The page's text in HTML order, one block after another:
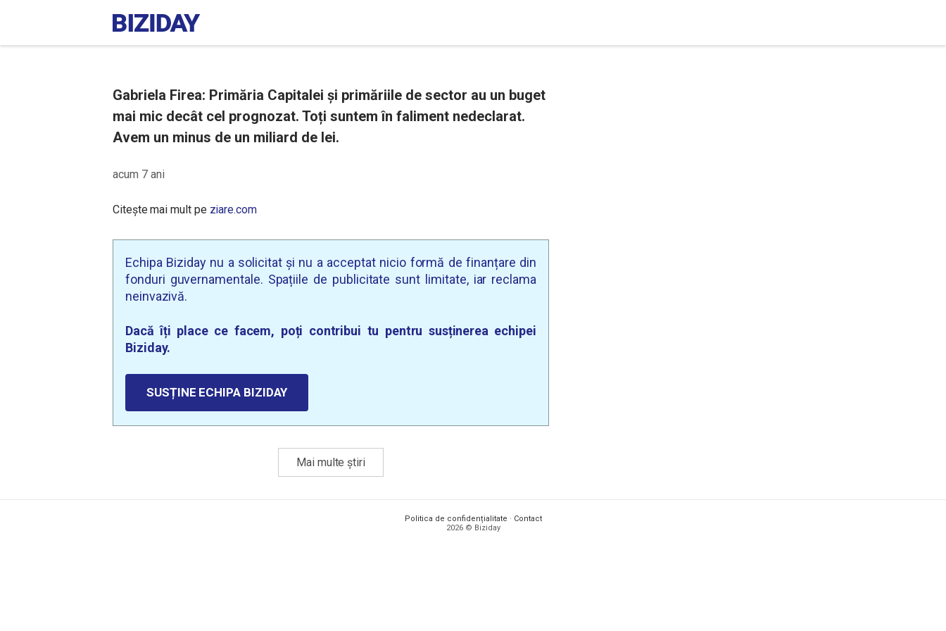
Gabriela Firea: Primăria Capitalei și primăriile de sector au un buget
mai mic decât cel prognozat. Toți suntem în faliment nedeclarat.
Avem un minus de un miliard de lei.
acum 7 ani
Citește mai mult pe ziare.com
Echipa Biziday nu a solicitat și nu a acceptat nicio formă de finanțare din
fonduri guvernamentale. Spațiile de publicitate sunt limitate, iar reclama
neinvazivă.
Dacă îți place ce facem, poți contribui tu pentru susținerea echipei
Biziday.
SUSȚINE ECHIPA BIZIDAY
Mai multe știri
Politica de confidențialitate · Contact
2026 © Biziday